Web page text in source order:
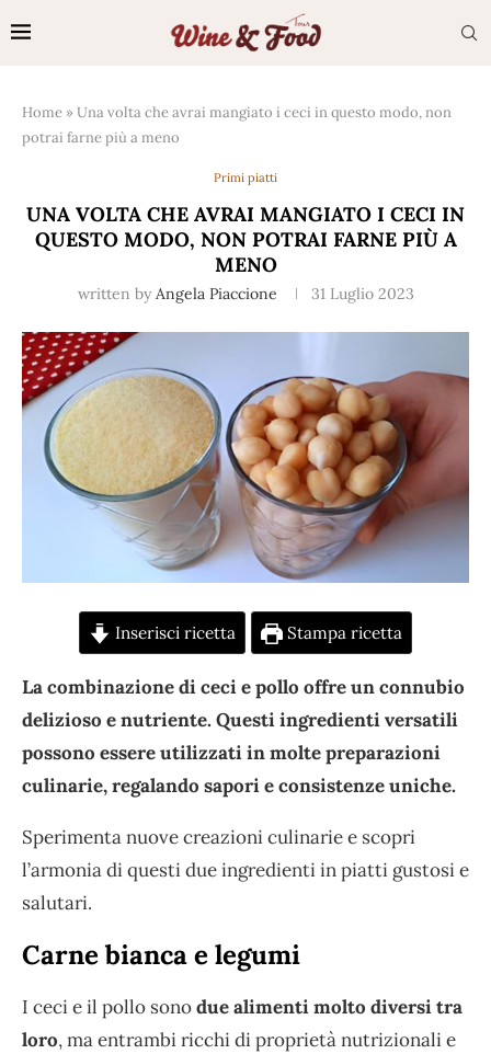
Home »Una volta che avrai mangiato i ceci in questo modo, non
potrai farne più a meno
Primi piatti
UNA VOLTA CHE AVRAI MANGIATO I CECI IN
QUESTO MODO, NON POTRAI FARNE PIÙ A
MENO
written by Angela Piaccione 31 Luglio 2023
Inserisci ricetta Stampa ricetta
La combinazione di ceci e pollo offre un connubio
delizioso e nutriente. Questi ingredienti versatili
possono essere utilizzati in molte preparazioni
culinarie, regalando sapori e consistenze uniche.
Sperimenta nuove creazioni culinarie e scopri
l’armonia di questi due ingredienti in piatti gustosi e
salutari.
Carne bianca e legumi
I ceci e il pollo sonodue alimenti molto diversi tra
loro, ma entrambi ricchi di proprietà nutrizionali e